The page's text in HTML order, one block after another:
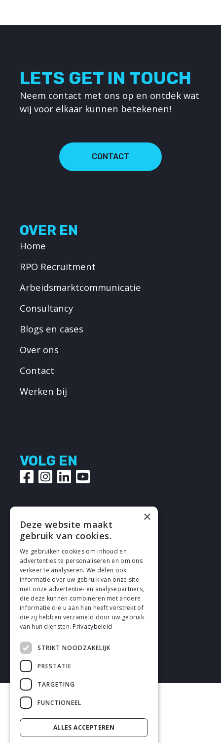
LETS GET IN TOUCH
Neem contact met ons op en ontdek wat
wij voor elkaar kunnen betekenen!
CONTACT
OVER EN
Home
RPO Recruitment
Arbeidsmarktcommunicatie
Consultancy
Blogs en cases
Over ons
Contact
Werken bij
VOLG EN
Cookies
Privacy
Disclaimer
Algemene voorwaarden
×
Deze website maakt
gebruik van cookies.
We gebruiken cookies om inhoud en
advertenties te personaliseren en om ons
verkeer te analyseren. We delen ook
informatie over uw gebruik van onze site
met onze advertentie- en analysepartners,
die deze kunnen combineren met andere
informatie die u aan hen heeft verstrekt of
die zij hebben verzameld door uw gebruik
van hun diensten. Privacybeleid
STRIKT NOODZAKELIJK
PRESTATIE
TARGETING
FUNCTIONEEL
ALLES ACCEPTEREN